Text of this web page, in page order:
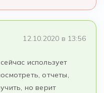
12.10.2020 в 13:56
использует
отчеты,
но верит